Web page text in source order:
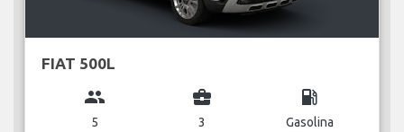
FIAT 500L
group
5
business_center
3
local_gas_station
Gasolina